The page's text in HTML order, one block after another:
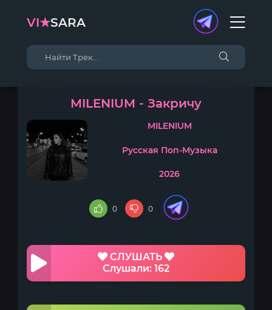
VI★SARA
MILENIUM - Закричу
MILENIUM
Русская Поп-Музыка
2026
0 0
СЛУШАТЬ
Слушали: 162